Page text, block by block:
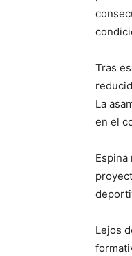
Tras
La
en el
Lejos